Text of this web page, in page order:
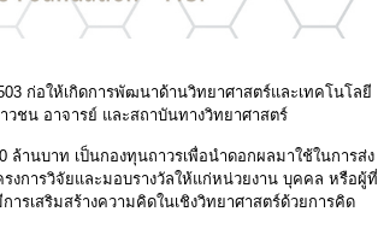
ก่อให้เกิดการพัฒนาด้านวิทยาศาสตร์และเทคโนโลยี
วชน อาจารย์ และสถาบันทางวิทยาศาสตร์
ล้านบาท เป็นกองทุนถาวรเพื่อนำดอกผลมาใช้ในการส่ง
งการวิจัยและมอบรางวัลให้แก่หน่วยงาน บุคคล หรือผู้ที่
รเสริมสร้างความคิดในเชิงวิทยาศาสตร์ด้วยการคิด